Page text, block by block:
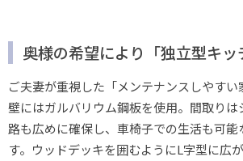
奥様の希望により「独立型キ
ご夫妻が重視した「メンテナンスしやす
壁にはガルバリウム鋼板を使用。間取りは
路も広めに確保し、車椅子での生活も可能
す。ウッドデッキを囲むようにL字型に広